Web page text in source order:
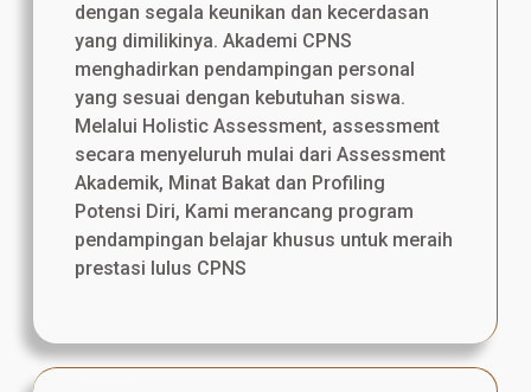
dengan segala keunikan dan kecerdasan
yang dimilikinya. Akademi CPNS
menghadirkan pendampingan personal
yang sesuai dengan kebutuhan siswa.
Melalui Holistic Assessment, assessment
secara menyeluruh mulai dari Assessment
Akademik, Minat Bakat dan Profiling
Potensi Diri, Kami merancang program
pendampingan belajar khusus untuk meraih
prestasi lulus CPNS